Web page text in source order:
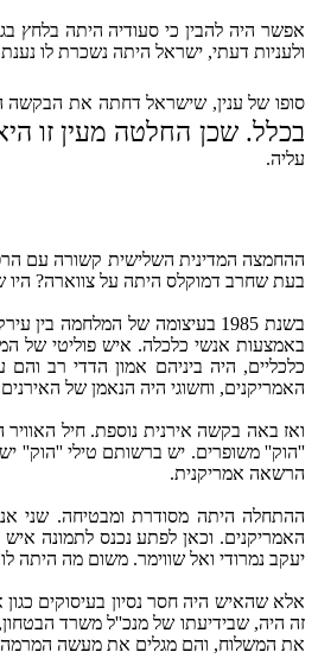
אפשר היה להבין כי סעודיה היתה בלחץ
ולעניות דעתי, ישראל היתה נשכרת לו
סופו של ענין, שישראל דחתה את הבקשה
בכלל. שכן החלטה מעין זו
עליה.
ההחמצה המדינית השלישית קשורה עם
בעת שחרב דמוקלס היתה על צווארה? היו
בשנת 1985 בעיצומה של
באמצעות אנשי כלכלה. איש פוליטי של
כלכליים, היה ביניהם אמון הדדי רב
האמריקנים, וחשוגי היה הנאמן של
ואז באה בקשה אירנית נוספת. חיל האוויר
''הוק'' משופרים. יש ברשותם טילי ''הוק''
הרשאה אמריקנית.
ההתחלה היתה מסודרת ומבטיחה. שני
האמריקנים. וכאן לפתע נכנס לתמונה
יעקב נמרודי ואל שווימר. משום מה
אלא שהאיש היה חסר נסיון בעיסוקים
זה היה, שבידיעתו של מנכ''ל משרד
את המשלוח, והם מגלים את מעשה המרמה